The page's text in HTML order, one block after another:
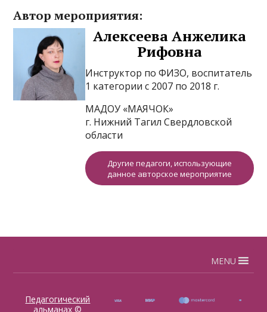
Автор мероприятия:
Алексеева Анжелика
Рифовна
Инструктор по ФИЗО, воспитатель
1 категории с 2007 по 2018 г.
МАДОУ «МАЯЧОК»
г. Нижний Тагил Свердловской
области
Другие педагоги, использующие
данное авторское мероприятие
MENU
Педагогический
альманах ©